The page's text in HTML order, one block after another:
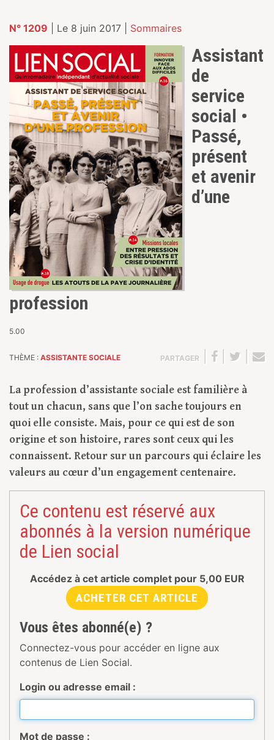
N° 1209 | Le 8 juin 2017 | Sommaires
Assistant
de
service
social •
Passé,
présent
et avenir
d’une
profession
5.00
THÈME : ASSISTANTE SOCIALE PARTAGER
La profession d’assistante sociale est familière à
tout un chacun, sans que l’on sache toujours en
quoi elle consiste. Mais, pour ce qui est de son
origine et son histoire, rares sont ceux qui les
connaissent. Retour sur un parcours qui éclaire les
valeurs au cœur d’un engagement centenaire.
Ce contenu est réservé aux
abonnés à la version numérique
de Lien social
Accédez à cet article complet pour 5,00 EUR
ACHETER CET ARTICLE
Vous êtes abonné(e) ?
Connectez-vous pour accéder en ligne aux
contenus de Lien Social.
Login ou adresse email :
Mot de passe :